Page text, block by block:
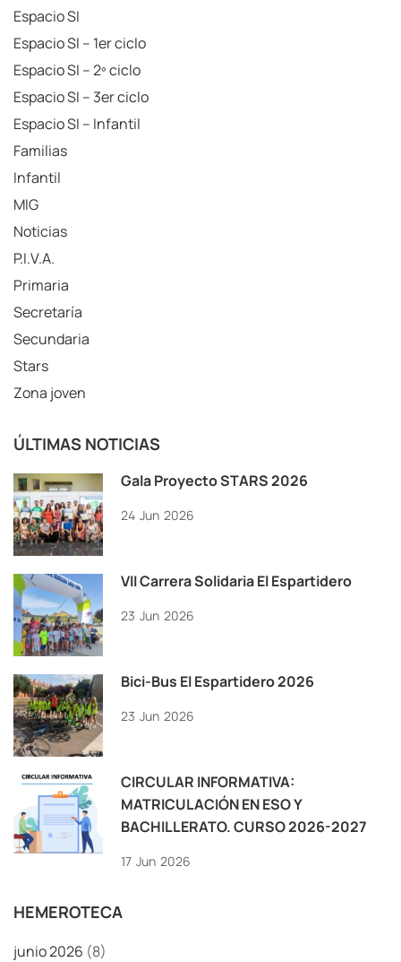
Espacio SI
Espacio SI – 1er ciclo
Espacio SI – 2º ciclo
Espacio SI – 3er ciclo
Espacio SI – Infantil
Familias
Infantil
MIG
Noticias
P.I.V.A.
Primaria
Secretaría
Secundaria
Stars
Zona joven
ÚLTIMAS NOTICIAS
Gala Proyecto STARS 2026
24 Jun 2026
VII Carrera Solidaria El Espartidero
23 Jun 2026
Bici-Bus El Espartidero 2026
23 Jun 2026
CIRCULAR INFORMATIVA:
MATRICULACIÓN EN ESO Y
BACHILLERATO. CURSO 2026-2027
17 Jun 2026
HEMEROTECA
junio 2026 (8)